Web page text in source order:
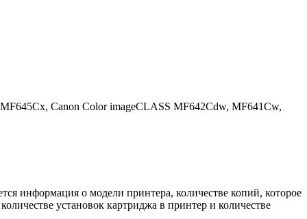
Canon Color imageCLASS MF642Cdw, MF641Cw,
информация о модели принтера, количестве копий, которое
установок картриджа в принтер и количестве